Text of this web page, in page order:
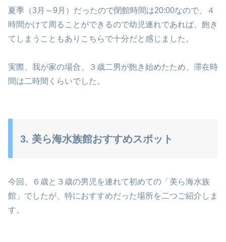
夏季（3月～9月）だったので閉館時間は20:00なので、４
時間かけて周ることができるので幼児連れであれば、飽き
てしまうこともありこちらで十分だと感じました。
実際、我が家の場合、３歳二男が飽き始めたため、滞在時
間は二時間くらいでした。
3. 美ら海水族館おすすめスポット
今回、６歳と３歳の男児を連れて初めての「美ら海水族
館」でしたが、特におすすめだった場所を二つご紹介しま
す。